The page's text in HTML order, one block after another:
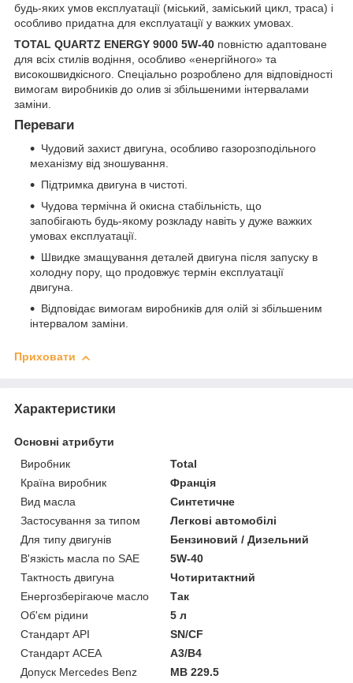
будь-яких умов експлуатації (міський, заміський цикл, траса) і
особливо придатна для експлуатації у важких умовах.
TOTAL QUARTZ ENERGY 9000 5W-40 повністю адаптоване
для всіх стилів водіння, особливо «енергійного» та
високошвидкісного. Спеціально розроблено для відповідності
вимогам виробників до олив зі збільшеними інтервалами
заміни.
Переваги
Чудовий захист двигуна, особливо газорозподільного
механізму від зношування.
Підтримка двигуна в чистоті.
Чудова термічна й окисна стабільність, що
запобігають будь-якому розкладу навіть у дуже важких
умовах експлуатації.
Швидке змащування деталей двигуна після запуску в
холодну пору, що продовжує термін експлуатації
двигуна.
Відповідає вимогам виробників для олій зі збільшеним
інтервалом заміни.
Приховати
Характеристики
Основні атрибути
Виробник
Total
Країна виробник
Франція
Вид масла
Синтетичне
Застосування за типом
Легкові автомобілі
Для типу двигунів
Бензиновий / Дизельний
В'язкість масла по SAE
5W-40
Тактность двигуна
Чотиритактний
Енергозберігаюче масло
Так
Об'єм рідини
5 л
Стандарт API
SN/CF
Стандарт ACEA
A3/B4
Допуск Mercedes Benz
MB 229.5